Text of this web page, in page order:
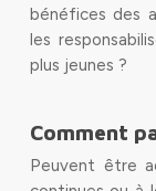
bénéfices des
les
plus jeunes ?
Comment
Peuvent être